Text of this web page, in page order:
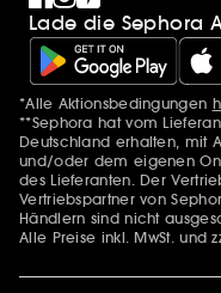
Lade die Sephora
Zusätzlich
*Alle Aktionsbedingungen
**Sephora hat vom
Deutschland erhalten, mit
und/oder dem eigenen
des Lieferanten. Der
Vertriebspartner von
Händlern sind nicht
Alle Preise inkl. MwSt. und